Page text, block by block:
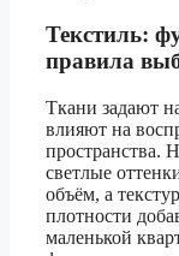
Текстиль:
правила
Ткани задают
влияют на
пространства.
светлые
объём, а
плотности
маленькой